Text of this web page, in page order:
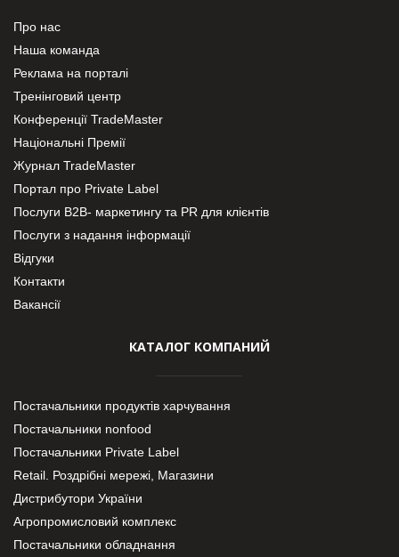
Про нас
Наша команда
Реклама на порталі
Тренінговий центр
Конференції TradeMaster
Національні Премії
Журнал TradeMaster
Портал про Private Label
Послуги В2В- маркетингу та PR для клієнтів
Послуги з надання інформації
Відгуки
Контакти
Вакансії
КАТАЛОГ КОМПАНИЙ
Постачальники продуктів харчування
Постачальники nonfood
Постачальники Private Label
Retail. Роздрібні мережі, Магазини
Дистрибутори України
Агропромисловий комплекс
Постачальники обладнання